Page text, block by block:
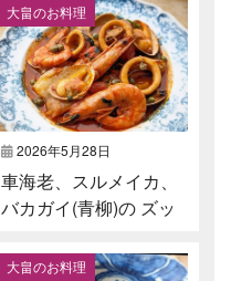
大畠のお料理
2026年5月28日
車海老、スルメイカ⁡、
バカガイ(青柳)の ズッ
大畠のお料理